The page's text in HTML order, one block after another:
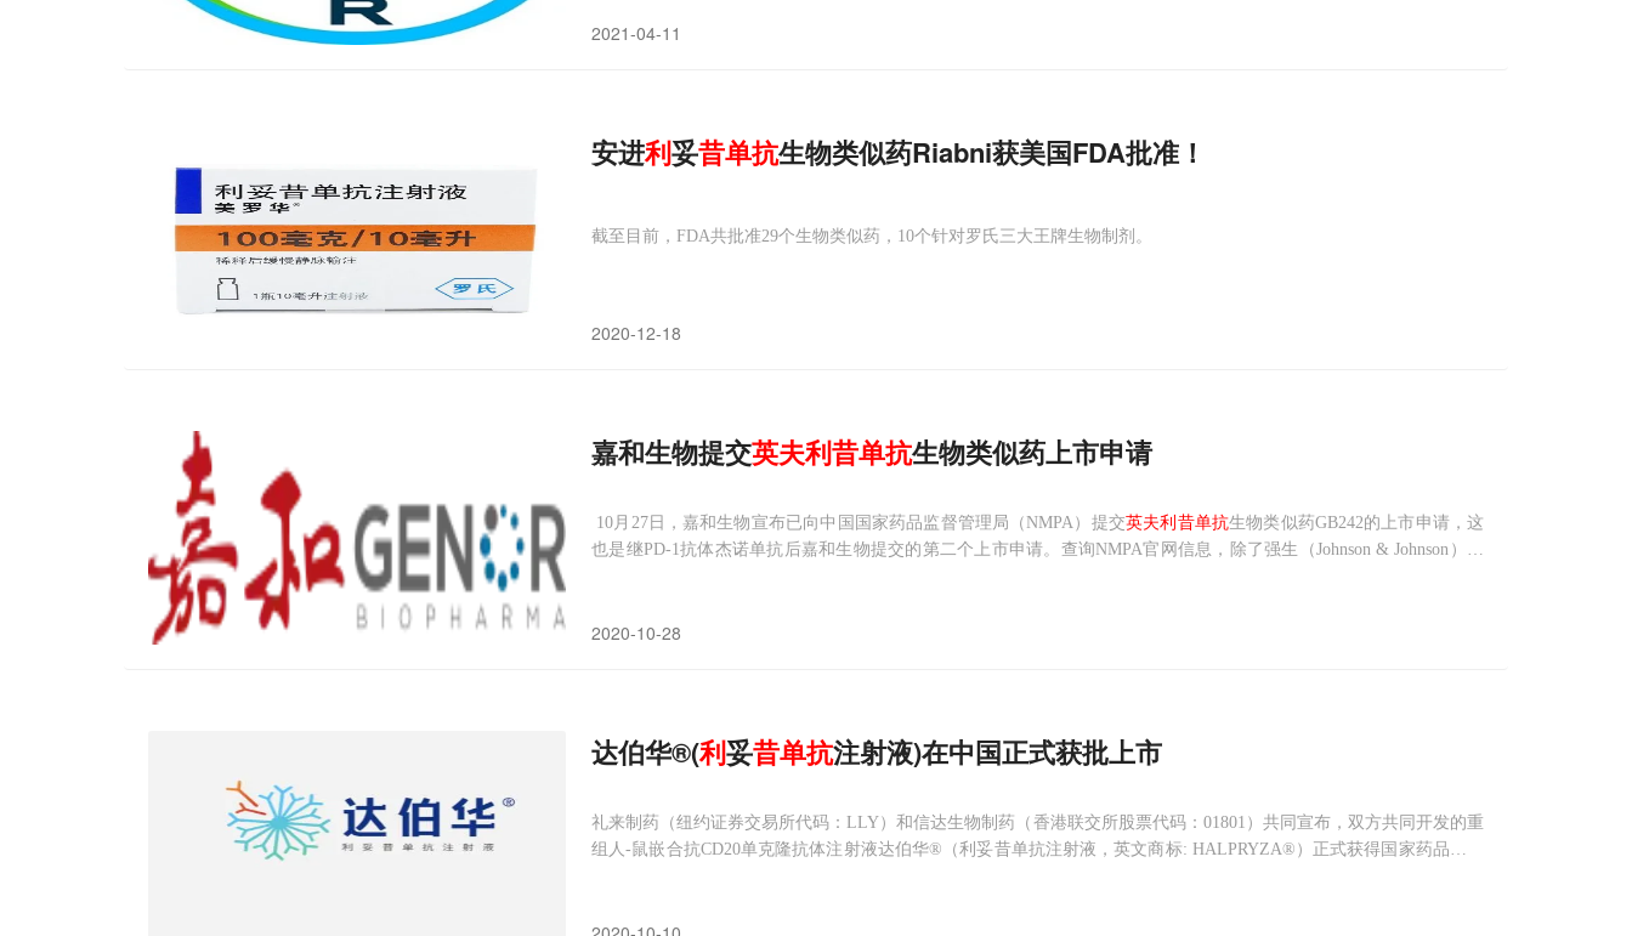
2021-04-11
安进利妥昔单抗生物类似药Riabni获美国FDA批准！
截至目前，FDA共批准29个生物类似药，10个针对罗氏三大王牌生物制剂。
2020-12-18
嘉和生物提交英夫利昔单抗生物类似药上市申请
10月27日，嘉和生物宣布已向中国国家药品监督管理局（NMPA）提交英夫利昔单抗生物类似药GB242的上市申请，这
也是继PD-1抗体杰诺单抗后嘉和生物提交的第二个上市申请。查询NMPA官网信息，除了强生（Johnson & Johnson）公
2020-10-28
达伯华®(利妥昔单抗注射液)在中国正式获批上市
礼来制药（纽约证券交易所代码：LLY）和信达生物制药（香港联交所股票代码：01801）共同宣布，双方共同开发的重
组人-鼠嵌合抗CD20单克隆抗体注射液达伯华®（利妥昔单抗注射液，英文商标: HALPRYZA®）正式获得国家药品监督